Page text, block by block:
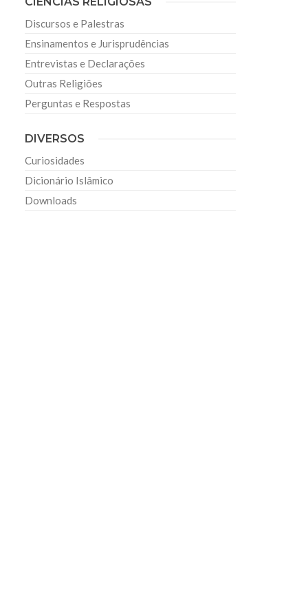
Discursos e Palestras
Ensinamentos e Jurisprudências
Entrevistas e Declarações
Outras Religiões
Perguntas e Respostas
DIVERSOS
Curiosidades
Dicionário Islâmico
Downloads